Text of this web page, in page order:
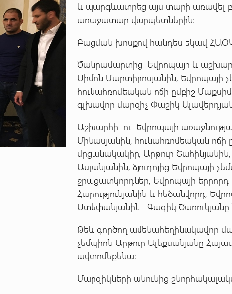
և պարգևատրեց այս տարի առավել
առաջատար վարպետներին:
Բացման խոսքով հանդես եկավ
Ծանրամարտից Եվրոպայի և
Սիմոն Մարտիրոսյանին, Եվրոպայի
հունահռոմեական ոճի ըմբիշ
գլխավոր մարզիչ Փաշիկ
Աշխարհի ու Եվրոպայի
Մինասյանին, հունահռոմեական ոճի
մրցանակակիր, Արթուր
Ասլանյանին, ձյուդոյից Եվրոպայի
ջրացատկորդներ, Եվրոպայի
Հարությունյանին և հեծանվորդ,
Ստեփանյանին Գագիկ Ծառուկյանը
Թեև գործող ամենահեղինակավոր
չեմպիոն Արթուր Ալեքսանյանը
ավտոմեքենա։
Մարզիկների անունից